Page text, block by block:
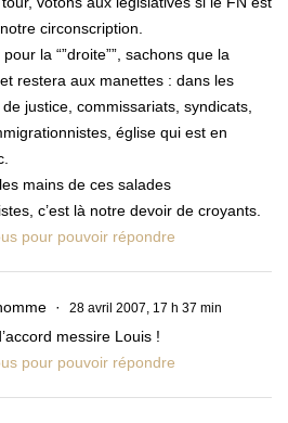
circonscription.
la “”droite””, sachons que la
restera aux manettes : dans les
justice, commissariats, syndicats,
église qui est en
mains de ces salades
c’est là notre devoir de croyants.
pour pouvoir répondre
28 avril 2007, 17 h 37 min
messire Louis !
pour pouvoir répondre